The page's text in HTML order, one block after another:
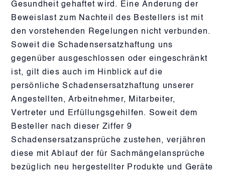
Gesundheit gehaftet wird. Eine Änderung der
Beweislast zum Nachteil des Bestellers ist mit
den vorstehenden Regelungen nicht verbunden.
Soweit die Schadensersatzhaftung uns
gegenüber ausgeschlossen oder eingeschränkt
ist, gilt dies auch im Hinblick auf die
persönliche Schadensersatzhaftung unserer
Angestellten, Arbeitnehmer, Mitarbeiter,
Vertreter und Erfüllungsgehilfen. Soweit dem
Besteller nach dieser Ziffer 9
Schadensersatzansprüche zustehen, verjähren
diese mit Ablauf der für Sachmängelansprüche
bezüglich neu hergestellter Produkte und Geräte